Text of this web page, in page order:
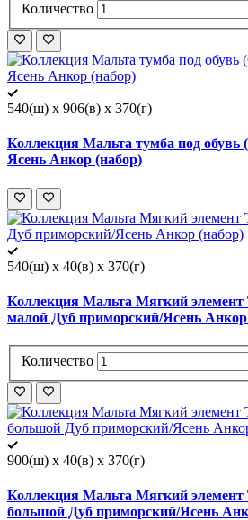
Количество
540(ш) x 906(в) x 370(г)
Коллекция Мальта тумба под
Ясень Анкор (набор)
540(ш) x 40(в) x 370(г)
Коллекция Мальта Мягкий
малой Дуб приморский/Ясень Анкор
Количество
900(ш) x 40(в) x 370(г)
Коллекция Мальта Мягкий
большой Дуб приморский/Ясень